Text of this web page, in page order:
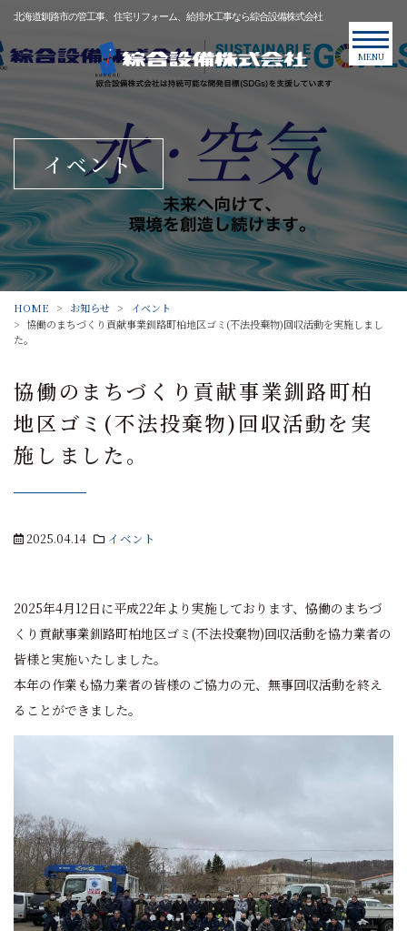
北海道釧路市の管工事、住宅リフォーム、給排水工事なら綜合設備株式会社
MENU
イベント
HOME お知らせ
イベント
協働のまちづくり貢献事業釧路町柏地区ゴミ(不法投棄物)回収活動を実施しまし
た。
協働のまちづくり貢献事業釧路町柏
地区ゴミ(不法投棄物)回収活動を実
施しました。
2025.04.14 イベント
2025年4月12日に平成22年より実施しております、恊働のまちづ
くり貢献事業釧路町柏地区ゴミ(不法投棄物)回収活動を協力業者の
皆様と実施いたしました。
本年の作業も協力業者の皆様のご協力の元、無事回収活動を終え
ることができました。